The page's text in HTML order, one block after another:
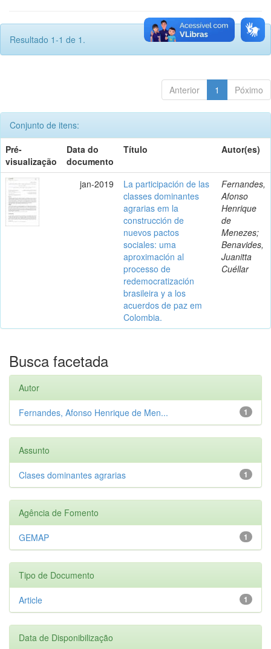
Resultado 1-1 de 1.
Anterior 1 Póximo
Conjunto de itens:
Pré-
visualização
Data do
documento
Título Autor(es)
jan-2019
La participación de las
classes dominantes
agrarias em la
construcción de
nuevos pactos
sociales: uma
aproximación al
processo de
redemocratización
brasileira y a los
acuerdos de paz em
Colombia.
Fernandes,
Afonso
Henrique
de
Menezes;
Benavides,
Juanitta
Cuéllar
Busca facetada
Autor
1
Fernandes, Afonso Henrique de Men...
Assunto
1
Clases dominantes agrarias
Agência de Fomento
1
GEMAP
Tipo de Documento
1
Article
Data de Disponibilização